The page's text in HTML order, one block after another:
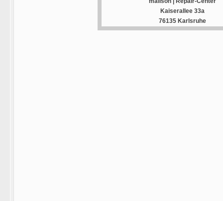
Kaiserallee 33a
76135 Karlsruhe